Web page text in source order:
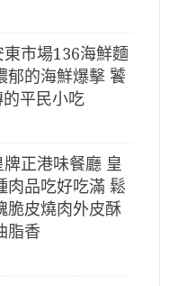
市場136海鮮麵
郁的海鮮爆擊 饕
平民小吃
正港味餐廳 皇
肉品吃好吃滿 鬆
脆皮燒肉外皮酥
脂香